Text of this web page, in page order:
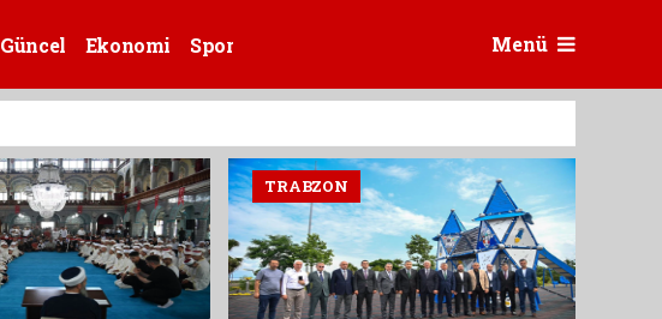
Güncel Ekonomi Spor Menü
TRABZON